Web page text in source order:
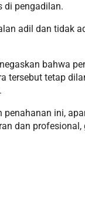
di pengadilan.
adil dan tidak
bahwa
tersebut tetap
penahanan ini,
dan